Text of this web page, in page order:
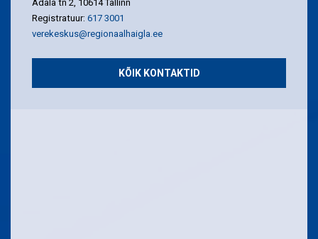
Ädala tn 2, 10614 Tallinn
Registratuur: 617 3001
verekeskus@regionaalhaigla.ee
KÕIK KONTAKTID